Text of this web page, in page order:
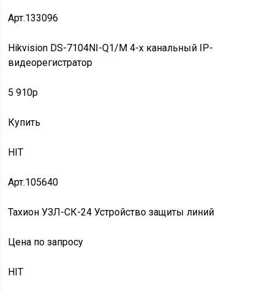
Арт.133096
Hikvision DS-7104NI-Q1/M 4-х канальный IP-
видеорегистратор
5 910p
Купить
HIT
Арт.105640
Тахион УЗЛ-СК-24 Устройство защиты линий
Цена по запросу
HIT